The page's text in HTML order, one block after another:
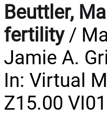
Beuttler,
fertility/
Jamie A.
In: Virtual
Z15.00